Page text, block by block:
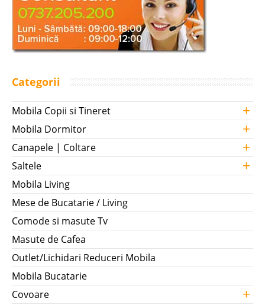
Categorii
Mobila Copii si Tineret +
Mobila Dormitor +
Canapele | Coltare +
Saltele +
Mobila Living
Mese de Bucatarie / Living
Comode si masute Tv
Masute de Cafea
Outlet/Lichidari Reduceri Mobila
Mobila Bucatarie
Covoare
+